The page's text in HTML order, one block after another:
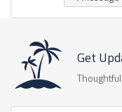
Get